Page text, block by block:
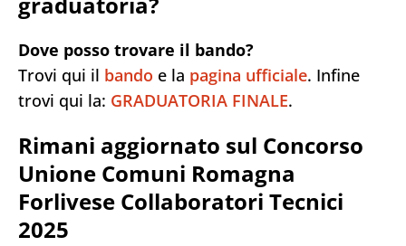
Dove posso trovare il bando?
Trovi qui il bando e la pagina ufficiale. Infine
trovi qui la: GRADUATORIA FINALE.
Rimani aggiornato sul Concorso
Unione Comuni Romagna
Forlivese Collaboratori Tecnici
2025